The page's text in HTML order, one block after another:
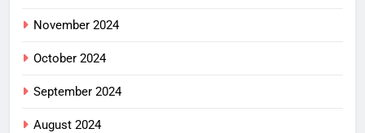
November 2024
October 2024
September 2024
August 2024